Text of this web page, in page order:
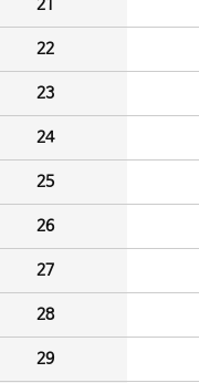
21
22
23
24
25
26
27
28
29